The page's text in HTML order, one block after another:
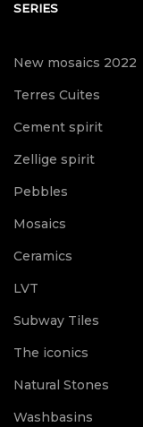
SERIES
New mosaics 2022
Terres Cuites
Cement spirit
Zellige spirit
Pebbles
Mosaics
Ceramics
LVT
Subway Tiles
The iconics
Natural Stones
Washbasins